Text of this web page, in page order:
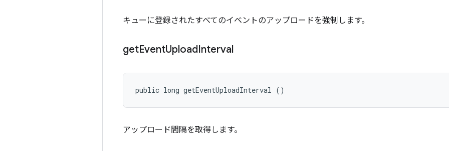
キューに登録されたすべてのイベントのアップロードを強制します。
getEventUploadInterval
public long getEventUploadInterval ()
アップロード間隔を取得します。